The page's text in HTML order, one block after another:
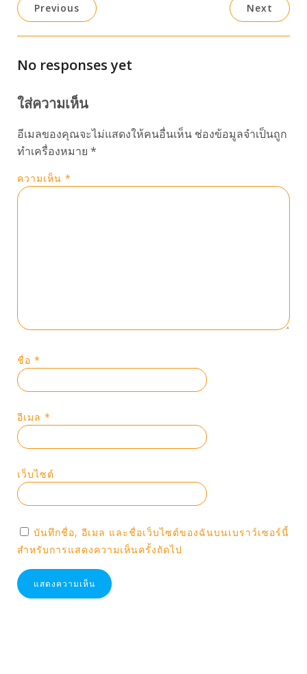
Previous Next
No responses yet
ใส่ความเห็น
อีเมลของคุณจะไม่แสดงให้คนอื่นเห็น ช่องข้อมูลจำเป็นถูก
ทำเครื่องหมาย *
ความเห็น *
ชื่อ *
อีเมล *
เว็บไซต์
บันทึกชื่อ, อีเมล และชื่อเว็บไซต์ของฉันบนเบราว์เซอร์นี้
สำหรับการแสดงความเห็นครั้งถัดไป